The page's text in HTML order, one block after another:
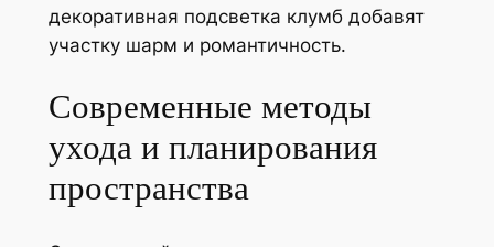
декоративная подсветка клумб добавят
участку шарм и романтичность.
Современные методы
ухода и планирования
пространства